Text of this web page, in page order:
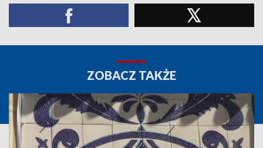
ZOBACZ TAKŻE